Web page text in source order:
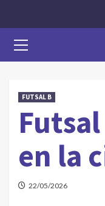
Menu
FUTSAL B
en la
22/05/2026